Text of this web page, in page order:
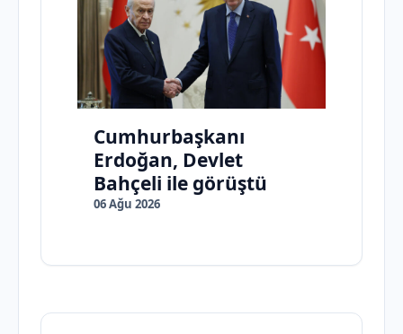
Cumhurbaşkanı
Erdoğan, Devlet
Bahçeli ile görüştü
06 Ağu 2026